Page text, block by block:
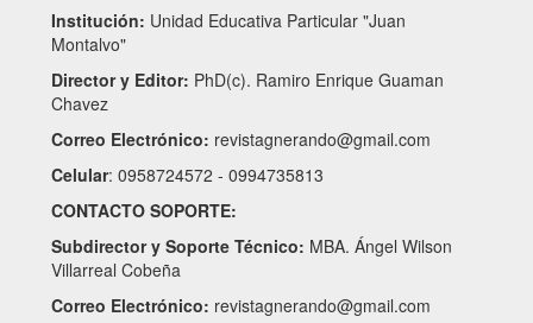
Institución: Unidad Educativa Particular "Juan
Montalvo"
Director y Editor: PhD(c). Ramiro Enrique Guaman
Chavez
Correo Electrónico: revistagnerando@gmail.com
Celular: 0958724572 - 0994735813
CONTACTO SOPORTE:
Subdirector y Soporte Técnico: MBA. Ángel Wilson
Villarreal Cobeña
Correo Electrónico: revistagnerando@gmail.com